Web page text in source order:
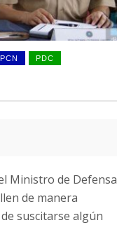
PCN PDC
Ministro de Defensa
de manera
suscitarse algún